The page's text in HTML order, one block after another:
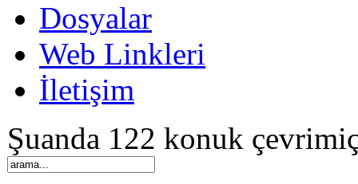
Dosyalar
Web Linkleri
İletişim
Şuanda 122 konuk